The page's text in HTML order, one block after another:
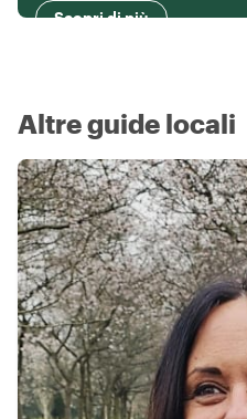
Scopri di più
Altre guide locali